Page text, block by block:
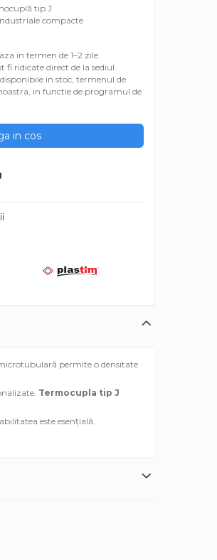
tip J
compacte
in termen de 1–2 zile
fi ridicate direct de la sediul
in stoc, termenul de
in functie de programul de
in cos
permite o densitate
Termocupla tip J
este esențială.